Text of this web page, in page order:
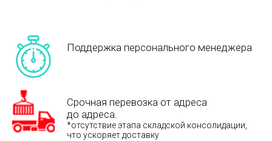
Поддержка персонального менеджера
Срочная перевозка от адреса
до адреса.
*отсутствие этапа складской консолидации,
что ускоряет доставку